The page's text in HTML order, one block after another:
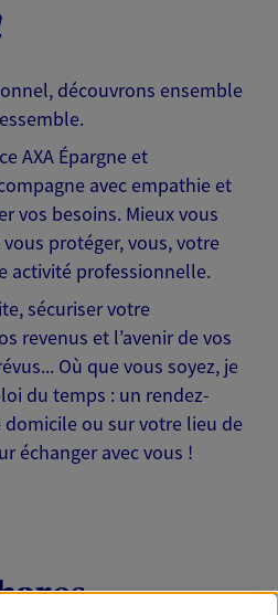
découvrons ensemble
AXA Épargne et
avec empathie et
vos besoins. Mieux vous
protéger, vous, votre
activité professionnelle.
sécuriser votre
revenus et l’avenir de vos
Où que vous soyez, je
du temps : un rendez-
ou sur votre lieu de
échanger avec vous !